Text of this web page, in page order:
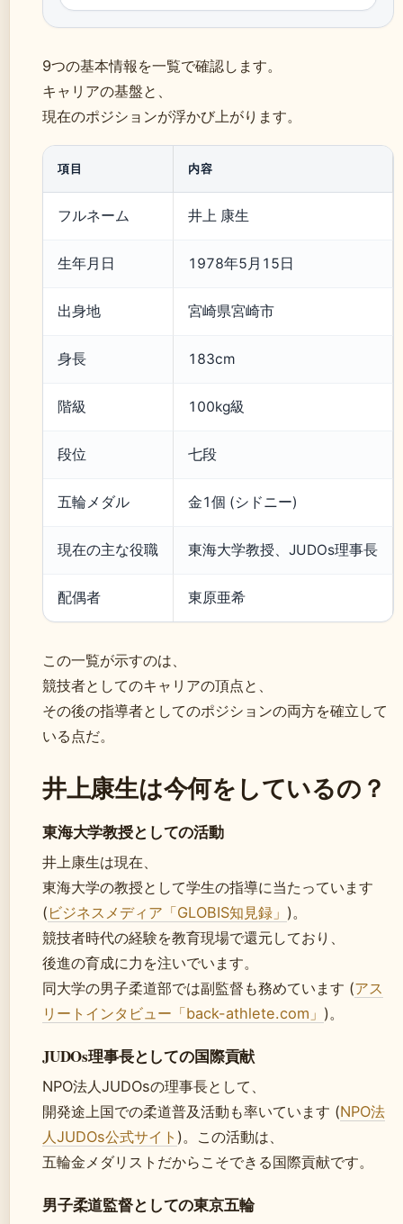
9つの基本情報を一覧で確認します。
キャリアの基盤と、
現在のポジションが浮かび上がります。
項目 内容
フルネーム 井上 康生
生年月日 1978年5月15日
出身地 宮崎県宮崎市
身長 183cm
階級 100kg級
段位 七段
五輪メダル 金1個 (シドニー)
現在の主な役職 東海大学教授、JUDOs理事長
配偶者 東原亜希
この一覧が示すのは、
競技者としてのキャリアの頂点と、
その後の指導者としてのポジションの両方を確立して
いる点だ。
井上康生は今何をしているの？
東海大学教授としての活動
井上康生は現在、
東海大学の教授として学生の指導に当たっています
( ビジネスメディア「GLOBIS知見録」 )。
競技者時代の経験を教育現場で還元しており、
後進の育成に力を注いでいます。
同大学の男子柔道部では副監督も務めています (アス
リートインタビュー「back-athlete.com」 )。
JUDOs理事長としての国際貢献
NPO法人JUDOsの理事長として、
開発途上国での柔道普及活動も率いています (NPO法
人JUDOs公式サイト )。この活動は、
五輪金メダリストだからこそできる国際貢献です。
男子柔道監督としての東京五輪